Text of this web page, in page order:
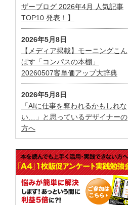
ザーブログ 2026年4月 人気記事
TOP10 発表！】
2026年5月8日
【メディア掲載】モーニングこん
ぱす「コンパスの本棚」
20260507客単価アップ大辞典
2026年5月8日
「AIに仕事を奪われるかもしれな
い…」と思っているデザイナーの
方へ